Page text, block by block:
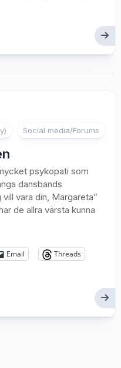
Social media/Forums
psykopati som
dansbands
vara din, Margareta”
de allra värsta kunna
Email
Threads